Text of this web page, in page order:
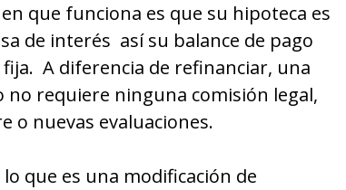
que funciona es que su hipoteca es
de interés así su balance de pago
A diferencia de refinanciar, una
no requiere ninguna comisión legal,
o nuevas evaluaciones.
que es una modificación de